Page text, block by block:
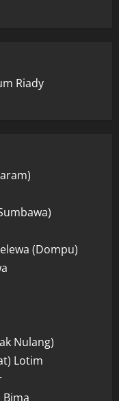
Riady
(Dompu)
Nulang)
Lotim
Bima